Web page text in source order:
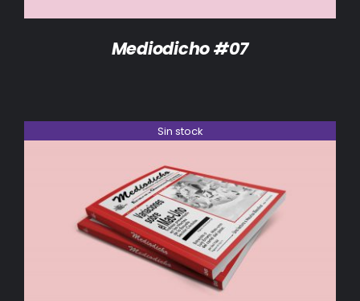
Mediodicho #07
Sin stock
DETALLES